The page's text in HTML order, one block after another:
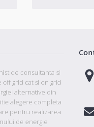
de consultanta si
grid cat si on grid
alternative din
alegere completa
pentru realizarea
de energie